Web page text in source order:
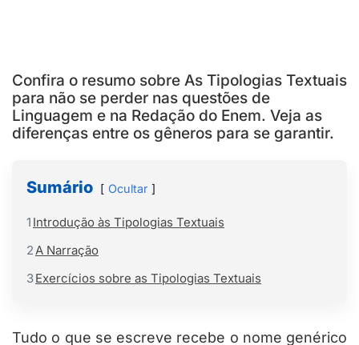
Confira o resumo sobre As Tipologias Textuais
para não se perder nas questões de
Linguagem e na Redação do Enem. Veja as
diferenças entre os gêneros para se garantir.
Sumário Ocultar
1 Introdução às Tipologias Textuais
2A Narração
3Exercícios sobre as Tipologias Textuais
Tudo o que se escreve recebe o nome genérico